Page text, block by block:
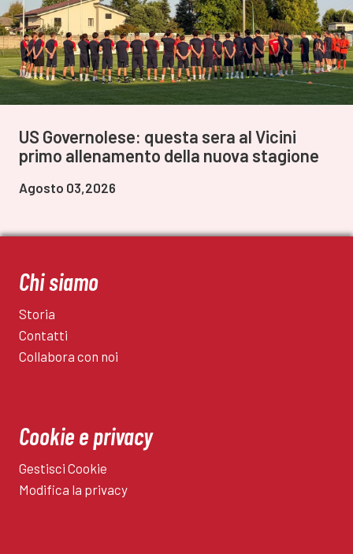
US Governolese: questa sera al Vicini
primo allenamento della nuova stagione
Agosto 03,2026
Chi siamo
Storia
Contatti
Collabora con noi
Cookie e privacy
Gestisci Cookie
Modifica la privacy